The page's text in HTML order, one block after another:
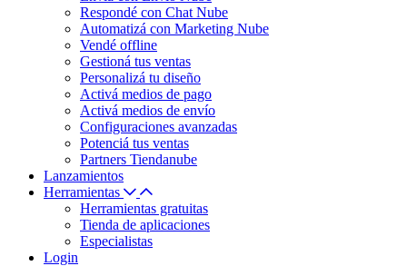
Respondé con Chat Nube
Automatizá con Marketing Nube
Vendé offline
Gestioná tus ventas
Personalizá tu diseño
Activá medios de pago
Activá medios de envío
Configuraciones avanzadas
Potenciá tus ventas
Partners Tiendanube
Lanzamientos
Herramientas
Herramientas gratuitas
Tienda de aplicaciones
Especialistas
Login